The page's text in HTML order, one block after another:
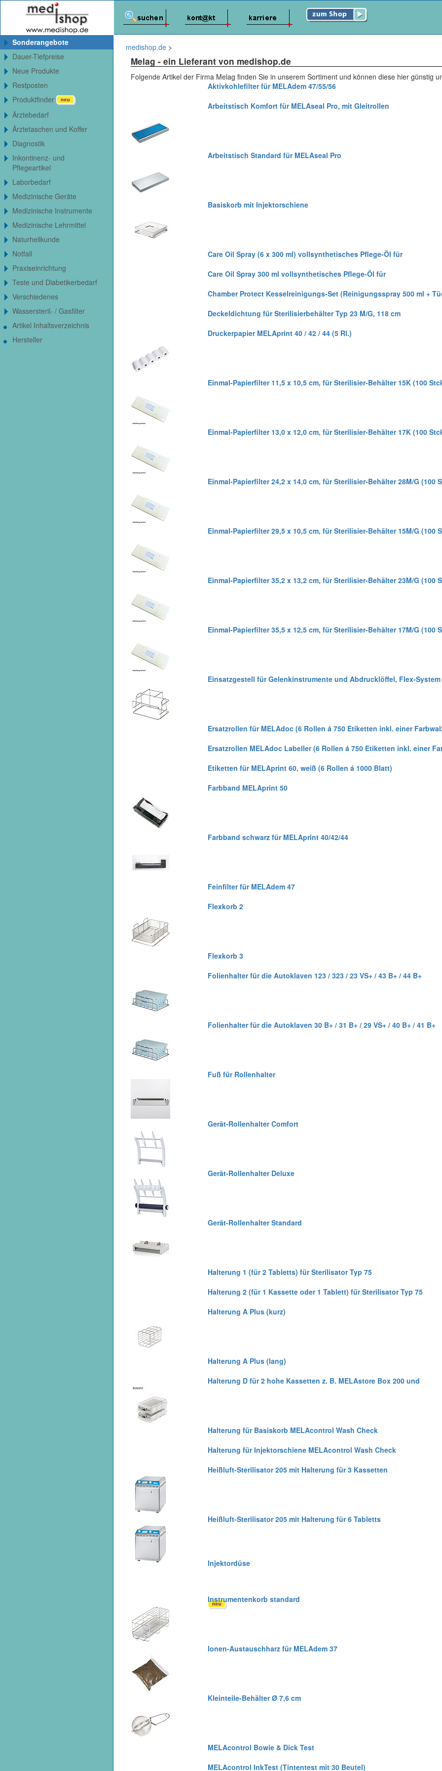
medishop.de >
Melag - ein Lieferant von medishop.de
Folgende Artikel der Firma Melag finden Sie in unserem Sortiment und können diese hier günstig
Aktivkohlefilter für MELAdem 47/55/56
Arbeitstisch Komfort für MELAseal Pro, mit Gleitrollen
Arbeitstisch Standard für MELAseal Pro
Basiskorb mit Injektorschiene
Care Oil Spray (6 x 300 ml) vollsynthetisches Pflege-Öl für
Care Oil Spray 300 ml vollsynthetisches Pflege-Öl für
Chamber Protect Kesselreinigungs-Set (Reinigungsspray 500 ml +
Deckeldichtung für Sterilisierbehälter Typ 23 M/G, 118 cm
Druckerpapier MELAprint 40 / 42 / 44 (5 Rl.)
Einmal-Papierfilter 11,5 x 10,5 cm, für Sterilisier-Behälter 15K (100
Einmal-Papierfilter 13,0 x 12,0 cm, für Sterilisier-Behälter 17K (100
Einmal-Papierfilter 24,2 x 14,0 cm, für Sterilisier-Behälter 28M/G (100
Einmal-Papierfilter 29,5 x 10,5 cm, für Sterilisier-Behälter 15M/G (100
Einmal-Papierfilter 35,2 x 13,2 cm, für Sterilisier-Behälter 23M/G (100
Einmal-Papierfilter 35,5 x 12,5 cm, für Sterilisier-Behälter 17M/G (100
Einsatzgestell für Gelenkinstrumente und Abdrucklöffel, Flex-System
Ersatzrollen für MELAdoc (6 Rollen á 750 Etiketten inkl. einer
Ersatzrollen MELAdoc Labeller (6 Rollen á 750 Etiketten inkl. einer
Etiketten für MELAprint 60, weiß (6 Rollen á 1000 Blatt)
Farbband MELAprint 50
Farbband schwarz für MELAprint 40/42/44
Feinfilter für MELAdem 47
Flexkorb 2
Flexkorb 3
Folienhalter für die Autoklaven 123 / 323 / 23 VS+ / 43 B+ / 44 B+
Folienhalter für die Autoklaven 30 B+ / 31 B+ / 29 VS+ / 40 B+ / 41 B+
Fuß für Rollenhalter
Gerät-Rollenhalter Comfort
Gerät-Rollenhalter Deluxe
Gerät-Rollenhalter Standard
Halterung 1 (für 2 Tabletts) für Sterilisator Typ 75
Halterung 2 (für 1 Kassette oder 1 Tablett) für Sterilisator Typ 75
Halterung A Plus (kurz)
Halterung A Plus (lang)
Halterung D für 2 hohe Kassetten z. B. MELAstore Box 200 und
Halterung für Basiskorb MELAcontrol Wash Check
Halterung für Injektorschiene MELAcontrol Wash Check
Heißluft-Sterilisator 205 mit Halterung für 3 Kassetten
Heißluft-Sterilisator 205 mit Halterung für 6 Tabletts
Injektordüse
Instrumentenkorb standard
Ionen-Austauschharz für MELAdem 37
Kleinteile-Behälter Ø 7,6 cm
MELAcontrol Bowie & Dick Test
MELAcontrol InkTest (Tintentest mit 30 Beutel)
Sonderangebote
Dauer-Tiefpreise
Neue Produkte
Restposten
Produktfinder
Ärztebedarf
Ärztetaschen und Koffer
Diagnostik
Inkontinenz- und
Pflegeartikel
Laborbedarf
Medizinische Geräte
Medizinische Instrumente
Medizinische Lehrmittel
Naturheilkunde
Notfall
Praxiseinrichtung
Teste und Diabetikerbedarf
Verschiedenes
Wassersteril- / Gasfilter
Artikel Inhaltsverzeichnis
Hersteller